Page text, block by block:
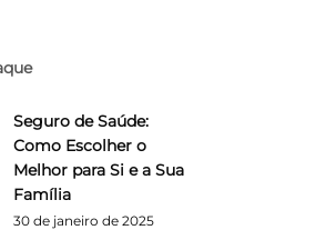
Seguro de Saúde:
Como Escolher o
Melhor para Si e a Sua
Família
30 de janeiro de 2025